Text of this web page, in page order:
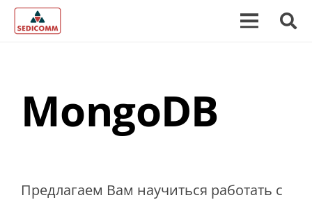
MongoDB
Предлагаем Вам научиться работать с